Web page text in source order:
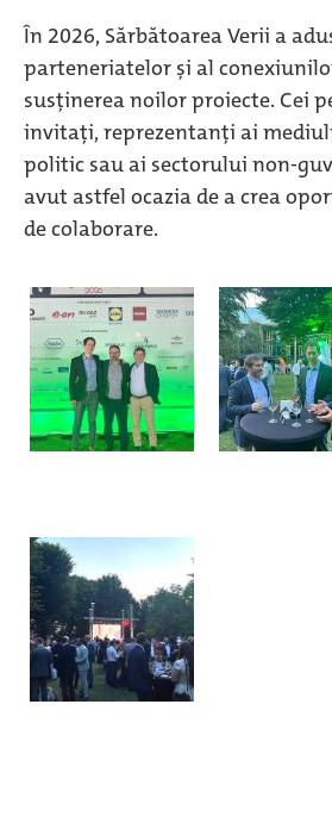
În 2026, Sărbătoarea Verii a
parteneriatelor și al
susținerea noilor proiecte. Cei
invitați, reprezentanți ai
politic sau ai sectorului non-
avut astfel ocazia de a crea
de colaborare.